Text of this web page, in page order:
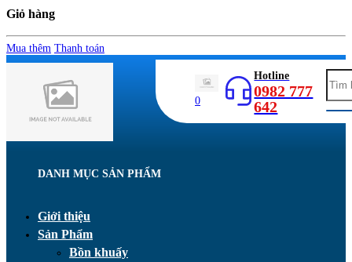
Giỏ hàng
Mua thêm Thanh toán
0
Hotline
0982 777
642
DANH MỤC SẢN PHẨM
Giới thiệu
Sản Phẩm
Bồn khuấy